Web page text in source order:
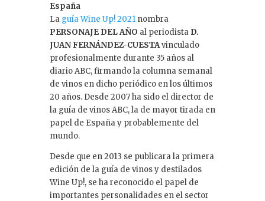
España
La guía Wine Up! 2021 nombra
PERSONAJE DEL AÑO al periodista D.
JUAN FERNÁNDEZ-CUESTAvinculado
profesionalmente durante 35 años al
diario ABC, firmando la columna semanal
de vinos en dicho periódico en los últimos
20 años. Desde 2007 ha sido el director de
la guía de vinos ABC, la de mayor tirada en
papel de España y probablemente del
mundo.
Desde que en 2013 se publicara la primera
edición de la guía de vinos y destilados
Wine Up!, se ha reconocido el papel de
importantes personalidades en el sector